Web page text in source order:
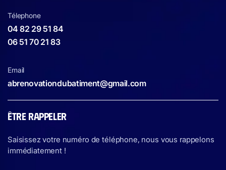
Télephone
04 82 29 51 84
06 51 70 21 83
Email
abrenovationdubatiment@gmail.com
ÊTRE RAPPELER
Saisissez votre numéro de téléphone, nous vous rappelons
immédiatement !